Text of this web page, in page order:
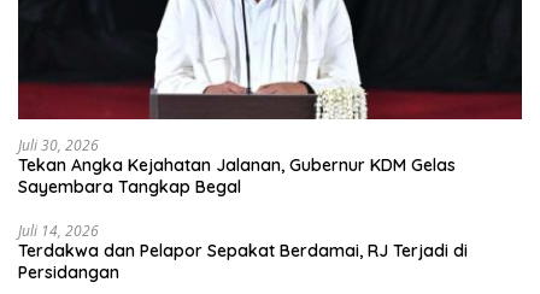
Juli 30, 2026
Tekan Angka Kejahatan Jalanan, Gubernur KDM Gelas
Sayembara Tangkap Begal
Juli 14, 2026
Terdakwa dan Pelapor Sepakat Berdamai, RJ Terjadi di
Persidangan